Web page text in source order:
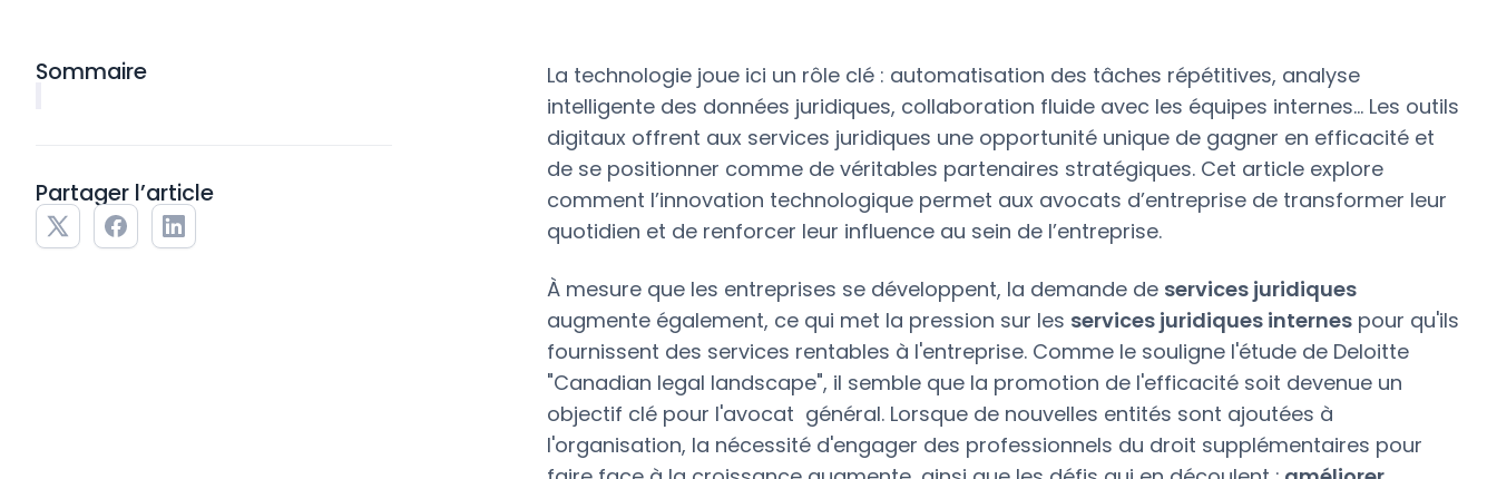
Sommaire
Partager l’article
La technologie joue ici un rôle clé : automatisation des tâches répétitives, analyse
intelligente des données juridiques, collaboration fluide avec les équipes internes… Les outils
digitaux offrent aux services juridiques une opportunité unique de gagner en efficacité et
de se positionner comme de véritables partenaires stratégiques. Cet article explore
comment l’innovation technologique permet aux avocats d’entreprise de transformer leur
quotidien et de renforcer leur influence au sein de l’entreprise.
À mesure que les entreprises se développent, la demande de services juridiques
augmente également, ce qui met la pression sur les services juridiques internespour qu'ils
fournissent des services rentables à l'entreprise. Comme le souligne l'étude de Deloitte
"Canadian legal landscape", il semble que la promotion de l'efficacité soit devenue un
objectif clé pour l'avocat général. Lorsque de nouvelles entités sont ajoutées à
l'organisation, la nécessité d'engager des professionnels du droit supplémentaires pour